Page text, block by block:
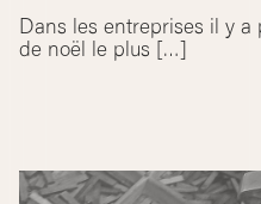
Dans les entreprises il y
de noël le plus […]